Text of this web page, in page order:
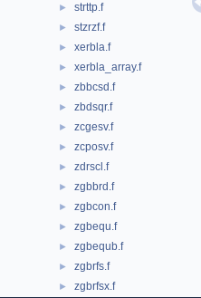
► strttp.f
► stzrzf.f
► xerbla.f
► xerbla_array.f
► zbbcsd.f
► zbdsqr.f
► zcgesv.f
► zcposv.f
► zdrscl.f
► zgbbrd.f
► zgbcon.f
► zgbequ.f
► zgbequb.f
► zgbrfs.f
► zgbrfsx.f